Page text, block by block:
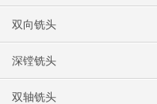
双向铣头
深镗铣头
双轴铣头